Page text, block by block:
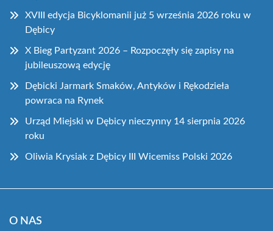
XVIII edycja Bicyklomanii już 5 września 2026 roku w
Dębicy
X Bieg Partyzant 2026 – Rozpoczęły się zapisy na
jubileuszową edycję
Dębicki Jarmark Smaków, Antyków i Rękodzieła
powraca na Rynek
Urząd Miejski w Dębicy nieczynny 14 sierpnia 2026
roku
Oliwia Krysiak z Dębicy III Wicemiss Polski 2026
O NAS